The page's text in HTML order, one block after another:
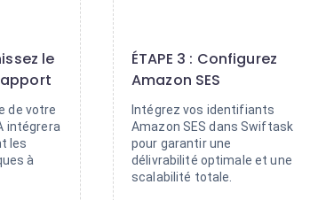
le
de votre
intégrera
les
à
ÉTAPE 3 : Configurez
Amazon SES
Intégrez vos identifiants
Amazon SES dans Swiftask
pour garantir une
délivrabilité optimale et une
scalabilité totale.